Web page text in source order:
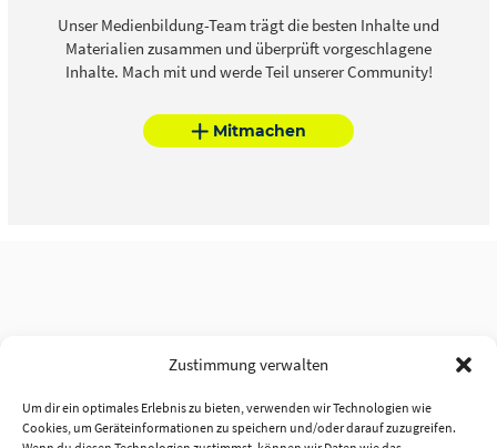
Zustimmung verwalten
Um dir ein optimales Erlebnis zu bieten, verwenden wir Technologien wie
Cookies, um Geräteinformationen zu speichern und/oder darauf zuzugreifen.
Unser Medienbildung-Team trägt die besten Inhalte und
Materialien zusammen und überprüft vorgeschlagene
Inhalte. Mach mit und werde Teil unserer Community!
Mitmachen